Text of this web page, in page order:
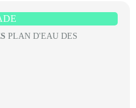
PLAN D'EAU DES